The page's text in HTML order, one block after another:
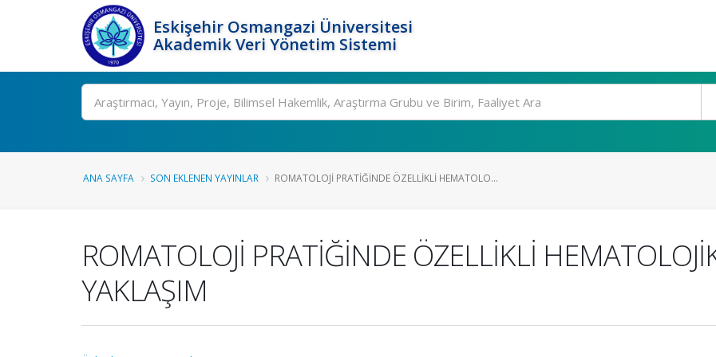
Eskişehir Osmangazi Üniversitesi
Akademik Veri Yönetim Sistemi
Ara
ANA SAYFA SON EKLENEN YAYINLAR ROMATOLOJİ PRATİĞİNDE ÖZELLİKLİ HEMATOLO...
ROMATOLOJİ PRATİĞİNDE ÖZELLİKLİ
YAKLAŞIM